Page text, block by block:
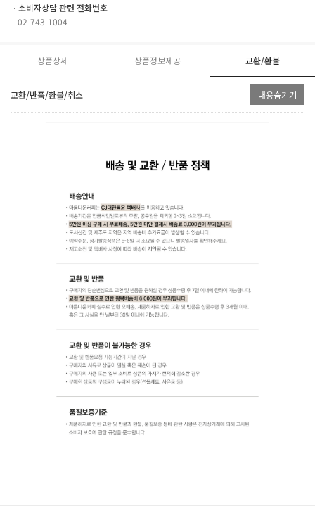
ㆍ소비자상담 관련 전화번호
02-743-1004
상품상세 상품정보제공 교환/환불
교환/반품/환불/취소 내용숨기기